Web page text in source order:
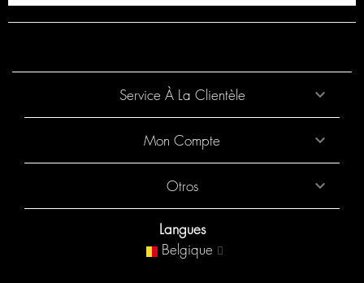
Service À La Clientèle 
Mon Compte 
Otros 
Langues
Belgique